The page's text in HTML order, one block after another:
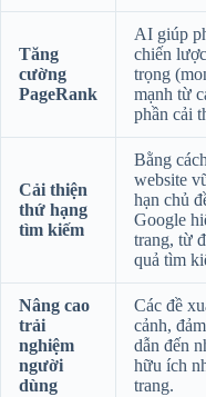
Tăng
cường
PageRank
AI giúp
chiến
trọng
mạnh từ
phần cải
Cải thiện
thứ hạng
tìm kiếm
Bằng
website
hạn chủ
Google
trang, từ
quả tìm
Nâng cao
trải
nghiệm
người
dùng
Các đề
cảnh,
dẫn đến
hữu ích
trang.